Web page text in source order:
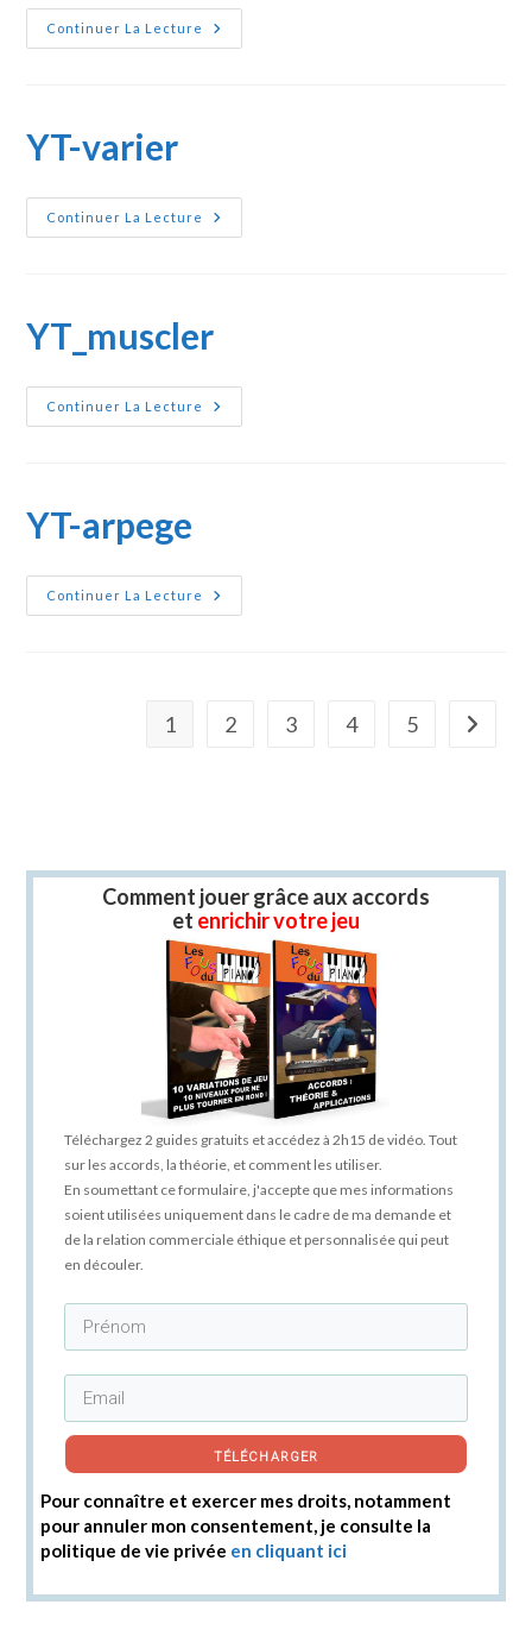
Continuer La Lecture
YT-
Metronome
YT-varier
Continuer La Lecture
YT-
Varier
YT_muscler
Continuer La Lecture YT_muscler
YT-arpege
Continuer La Lecture
YT-
Arpege
1 2 3 4 5 Aller à
Comment jouer grâce aux accords
et enrichir votre jeu
Téléchargez 2 guides gratuits et accédez à 2h15 de vidéo. Tout
sur les accords, la théorie, et comment les utiliser.
En soumettant ce formulaire, j'accepte que mes informations
soient utilisées uniquement dans le cadre de ma demande et
de la relation commerciale éthique et personnalisée qui peut
en découler.
TÉLÉCHARGER
Pour connaître et exercer mes droits, notamment
pour annuler mon consentement, je consulte la
politique de vie privée en cliquant ici